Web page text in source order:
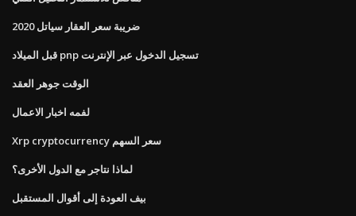
ضريبة سعر العقار سياتل 2020
قبل الميلاد pnp تسجيل الدخول عبر الإنترنت
الوقت جوهر العقد
لفمه اخبار الاعمال
Xrp cryptocurrency سعر السهم
لماذا نتاجر مع الدول الأخرى؟
بيف العودة إلى أقوال المستقبل